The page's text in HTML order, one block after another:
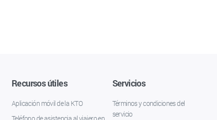
Recursos útiles
Aplicación móvil de la KTO
Teléfono de asistencia al viajero en
Servicios
Términos y condiciones del
servicio